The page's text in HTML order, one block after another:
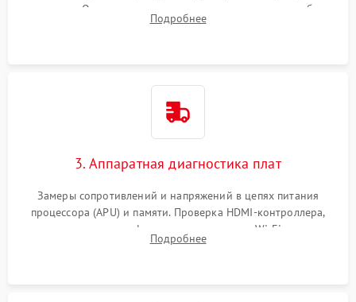
элементов. Оценка состояния системы охлаждения, турбины
кулера и степени загрязнения радиатора пылью.
Подробнее
3. Аппаратная диагностика плат
Замеры сопротивлений и напряжений в цепях питания
процессора (APU) и памяти. Проверка HDMI-контроллера,
микросхем флеш-памяти и модуля Wi-Fi
Подробнее